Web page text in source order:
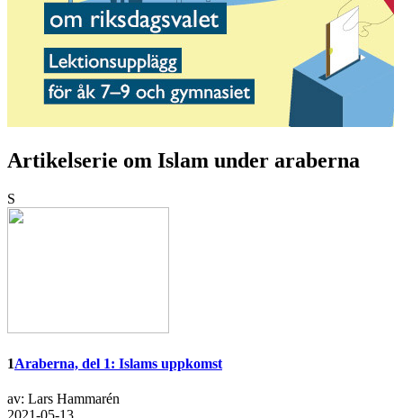
Artikelserie om Islam under araberna
S
1Araberna, del 1: Islams uppkomst
av: Lars Hammarén